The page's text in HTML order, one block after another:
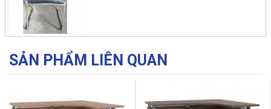
SẢN PHẨM LIÊN QUAN